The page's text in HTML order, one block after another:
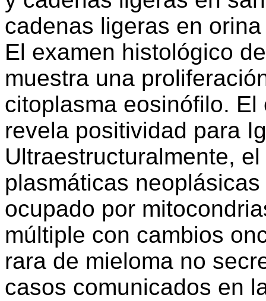
cadenas ligeras en
El examen histológico
muestra una
citoplasma eosinófilo.
revela positividad para
Ultraestructuralmente,
plasmáticas
ocupado por
múltiple con cambios
rara de mieloma no
casos comunicados en